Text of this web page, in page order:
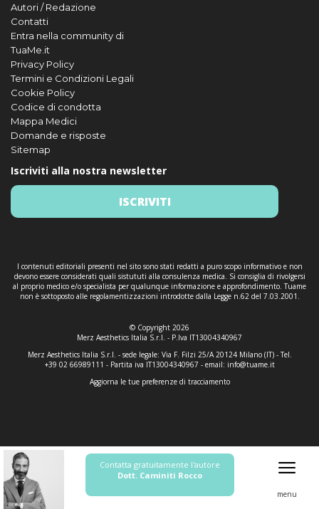
Autori / Redazione
Contatti
Entra nella community di
TuaMe.it
Privacy Policy
Termini e Condizioni Legali
Cookie Policy
Codice di condotta
Mappa Medici
Domande e risposte
Sitemap
Iscriviti alla nostra newsletter
ISCRIVITI
I contenuti editoriali presenti nel sito sono stati redatti a puro scopo informativo e non
devono essere considerati quali sistututi alla consulenza medica. Si consiglia di rivolgersi
al proprio medico e/o specialista per qualunque informazione e approfondimento. Tuame
non è sottoposto alle regolamentizzazioni introdotte dalla Legge n.62 del 7.03.2001.
© Copyright 2026
Merz Aesthetics Italia S.r.l. - P.Iva IT13004340967
Merz Aesthetics Italia S.r.l. - sede legale: Via F. Filzi 25/A 20124 Milano (IT) - Tel.
+39 02 66989111 - Partita iva IT13004340967 - email: info@tuame.it
Aggiorna le tue preferenze di tracciamento
Contatta gratuitamente l'autore
Dott. Caminiti Rocco
menu
Informativa sulla raccolta